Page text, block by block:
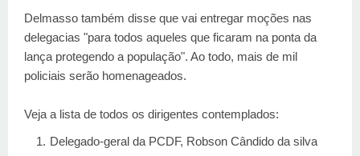
Delmasso também disse que vai entregar moções nas
delegacias "para todos aqueles que ficaram na ponta da
lança protegendo a população". Ao todo, mais de mil
policiais serão homenageados.
Veja a lista de todos os dirigentes contemplados:
Delegado-geral da PCDF, Robson Cândido da silva